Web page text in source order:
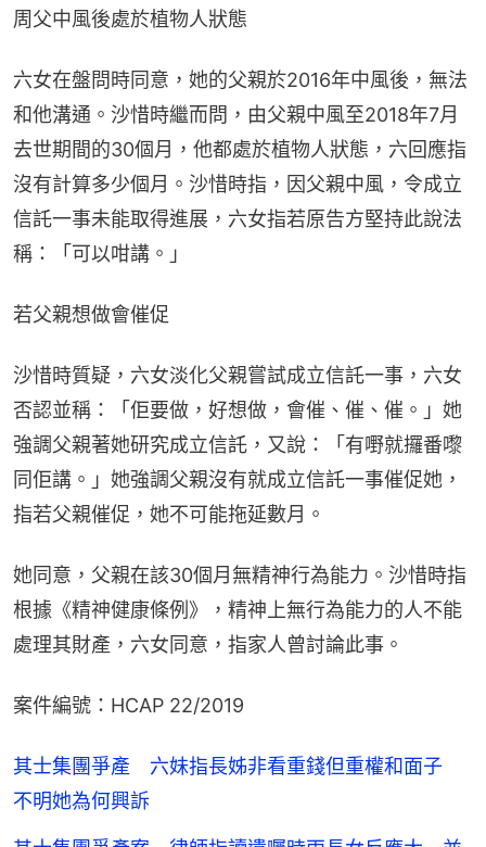
周父中風後處於植物人狀態
六女在盤問時同意，她的父親於2016年中風後，無法
和他溝通。沙惜時繼而問，由父親中風至2018年7月
去世期間的30個月，他都處於植物人狀態，六回應指
沒有計算多少個月。沙惜時指，因父親中風，令成立
信託一事未能取得進展，六女指若原告方堅持此說法
稱：「可以咁講。」
若父親想做會催促
沙惜時質疑，六女淡化父親嘗試成立信託一事，六女
否認並稱：「佢要做，好想做，會催、催、催。」她
強調父親著她研究成立信託，又說：「有嘢就攞番嚟
同佢講。」她強調父親沒有就成立信託一事催促她，
指若父親催促，她不可能拖延數月。
她同意，父親在該30個月無精神行為能力。沙惜時指
根據《精神健康條例》，精神上無行為能力的人不能
處理其財產，六女同意，指家人曾討論此事。
案件編號：HCAP 22/2019
其士集團爭產 六妹指長姊非看重錢但重權和面子
不明她為何興訴